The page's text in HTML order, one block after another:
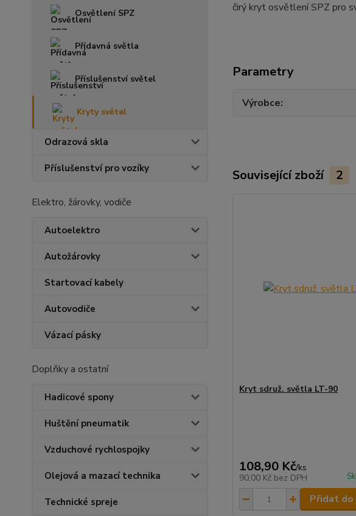
Osvětlení SPZ
Přídavná světla
Příslušenství světel
Kryty světel
Odrazová skla
Příslušenství pro vozíky
Elektro, žárovky, vodiče
Autoelektro
Autožárovky
Startovací kabely
Autovodiče
Vázací pásky
Doplňky a ostatní
Hadicové spony
Huštění pneumatik
Vzduchové rychlospojky
Olejová a mazací technika
Technické spreje
čirý kryt osvětlení SPZ pro
Parametry
Výrobce
Související zboží 2
Kryt sdruž. světla LT-90
108,90 Kč/ks
90,00 Kč bez DPH
Přidat do